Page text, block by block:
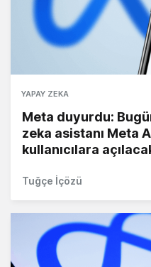
YAPAY ZEKA
Meta duyurdu:
zeka asistanı Meta
kullanıcılara
Tuğçe İçözü